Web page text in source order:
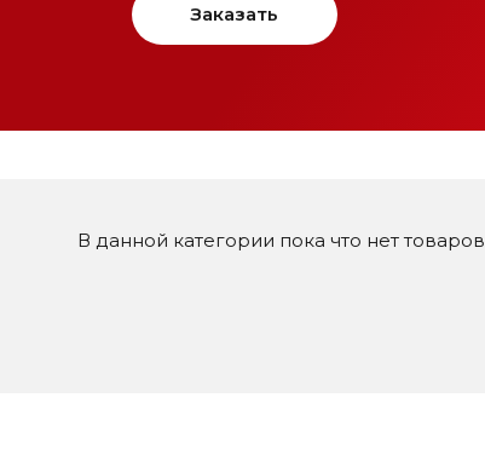
Заказать
В данной категории пока что нет товаров